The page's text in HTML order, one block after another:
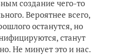
создание чего-то
Вероятнее всего,
останутся, но
станут
Не минует это и нас.